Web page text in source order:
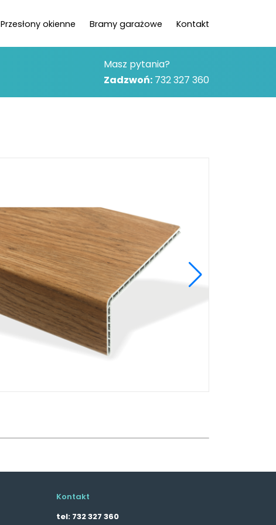
Przesłony okienne Bramy garażowe Kontakt
Masz pytania?
Zadzwoń: 732 327 360
Kontakt
tel: 732 327 360